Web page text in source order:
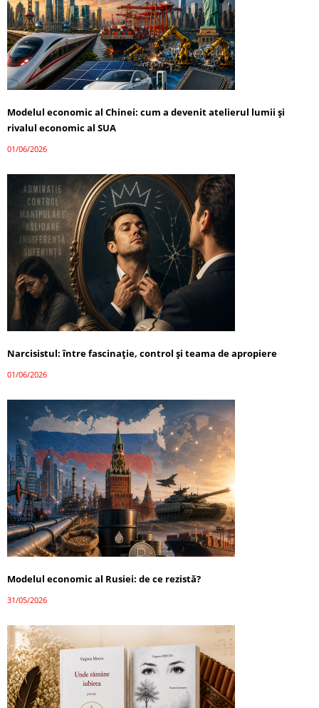
Modelul economic al Chinei: cum a devenit atelierul lumii și
rivalul economic al SUA
01/06/2026
Narcisistul: între fascinație, control și teama de apropiere
01/06/2026
Modelul economic al Rusiei: de ce rezistă?
31/05/2026